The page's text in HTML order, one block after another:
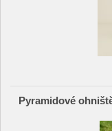
Pyramidové